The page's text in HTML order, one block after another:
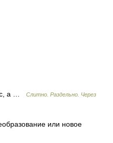
а …
Слитно. Раздельно. Через
или новое